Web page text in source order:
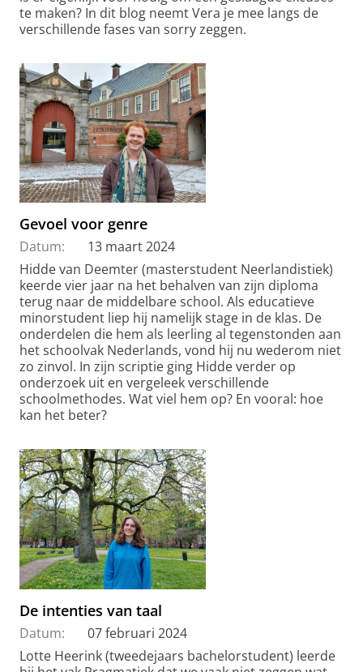
te maken? In dit blog neemt Vera je mee langs de
verschillende fases van sorry zeggen.
Gevoel voor genre
Datum:
13 maart 2024
Hidde van Deemter (masterstudent Neerlandistiek)
keerde vier jaar na het behalven van zijn diploma
terug naar de middelbare school. Als educatieve
minorstudent liep hij namelijk stage in de klas. De
onderdelen die hem als leerling al tegenstonden aan
het schoolvak Nederlands, vond hij nu wederom niet
zo zinvol. In zijn scriptie ging Hidde verder op
onderzoek uit en vergeleek verschillende
schoolmethodes. Wat viel hem op? En vooral: hoe
kan het beter?
De intenties van taal
Datum:
07 februari 2024
Lotte Heerink (tweedejaars bachelorstudent) leerde